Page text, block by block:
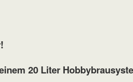
20 Liter